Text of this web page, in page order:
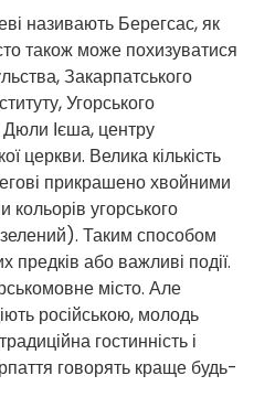
називають Берегсас, як
також може похизуватися
Закарпатського
Угорського
Дюли Ієша, центру
церкви. Велика кількість
прикрашено хвойними
кольорів угорського
Таким способом
предків або важливі події.
місто. Але
російською, молодь
гостинність і
говорять краще будь-